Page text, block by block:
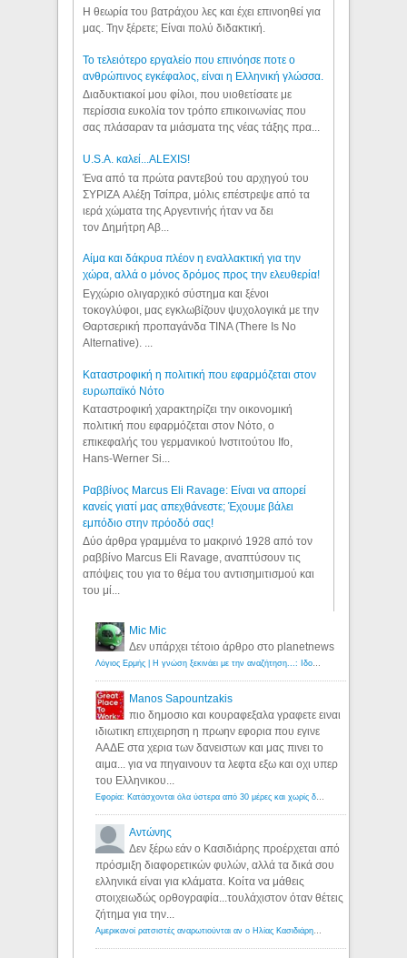
Η θεωρία του βατράχου λες και έχει επινοηθεί για
μας. Την ξέρετε; Είναι πολύ διδακτική.
Το τελειότερο εργαλείο που επινόησε ποτε ο
ανθρώπινος εγκέφαλος, είναι η Ελληνική γλώσσα.
Διαδυκτιακοί μου φίλοι, που υιοθετίσατε με
περίσσια ευκολία τον τρόπο επικοινωνίας που
σας πλάσαραν τα μιάσματα της νέας τάξης πρα...
U.S.A. καλεί...ALEXIS!
Ένα από τα πρώτα ραντεβού του αρχηγού του
ΣΥΡΙΖΑ Αλέξη Τσίπρα, μόλις επέστρεψε από τα
ιερά χώματα της Αργεντινής ήταν να δει
τον Δημήτρη Αβ...
Αίμα και δάκρυα πλέον η εναλλακτική για την
χώρα, αλλά ο μόνος δρόμος προς την ελευθερία!
Εγχώριο ολιγαρχικό σύστημα και ξένοι
τοκογλύφοι, μας εγκλωβίζουν ψυχολογικά με την
Θαρτσερική προπαγάνδα TINA (There Is No
Alternative). ...
Καταστροφική η πολιτική που εφαρμόζεται στον
ευρωπαϊκό Νότο
Καταστροφική χαρακτηρίζει την οικονομική
πολιτική που εφαρμόζεται στον Νότο, ο
επικεφαλής του γερμανικού Ινστιτούτου Ifo,
Hans-Werner Si...
Ραββίνος Marcus Eli Ravage: Είναι να απορεί
κανείς γιατί μας απεχθάνεστε; Έχουμε βάλει
εμπόδιο στην πρόοδό σας!
Δύο άρθρα γραμμένα το μακρινό 1928 από τον
ραββίνο Marcus Eli Ravage, αναπτύσουν τις
απόψεις του για το θέμα του αντισημιτισμού και
του μί...
Mic Mic
Δεν υπάρχει τέτοιο άρθρο στο planetnews
Manos Sapountzakis
πιο δημοσιο και κουραφεξαλα γραφετε ειναι
ιδιωτικη επιχειρηση η πρωην εφορια που εγινε
ΑΑΔΕ στα χερια των δανειστων και μας πινει το
αιμα... για να πηγαινουν τα λεφτα εξω και οχι υπερ
του Ελληνικου...
Αντώνης
Δεν ξέρω εάν ο Κασιδιάρης προέρχεται από
πρόσμιξη διαφορετικών φυλών, αλλά τα δικά σου
ελληνικά είναι για κλάματα. Κοίτα να μάθεις
στοιχειωδώς ορθογραφία...τουλάχιστον όταν θέτεις
ζήτημα για την...